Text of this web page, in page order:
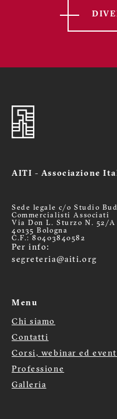
AITI - Associazione
Sede legale c/o Studio
Commercialisti Associati
Via Don L. Sturzo N. 52/A
40135 Bologna
C.F.: 80403840582
Per info:
segreteria@aiti.org
Menu
Menù
footer
Chi siamo
Contatti
Corsi, webinar ed
Professione
Galleria